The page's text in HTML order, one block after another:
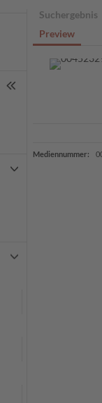
Suchergebnis
Preview
Mediennummer: